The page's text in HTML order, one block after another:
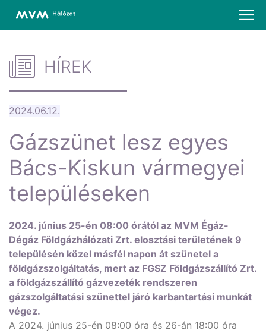
HÍREK
2024.06.12.
Gázszünet lesz egyes
Bács-Kiskun vármegyei
településeken
2024. június 25-én 08:00 órától az MVM Égáz-
Dégáz Földgázhálózati Zrt. elosztási területének 9
településén közel másfél napon át szünetel a
földgázszolgáltatás, mert az FGSZ Földgázszállító Zrt.
a földgázszállító gázvezeték rendszeren
gázszolgáltatási szünettel járó karbantartási munkát
végez.
A 2024. június 25-én 08:00 óra és 26-án 18:00 óra